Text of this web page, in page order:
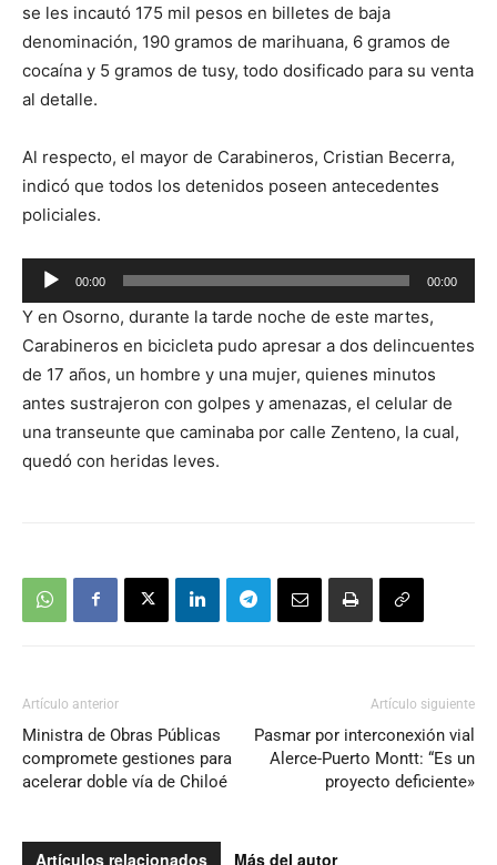
se les incautó 175 mil pesos en billetes de baja
denominación, 190 gramos de marihuana, 6 gramos de
cocaína y 5 gramos de tusy, todo dosificado para su venta
al detalle.
Al respecto, el mayor de Carabineros, Cristian Becerra,
indicó que todos los detenidos poseen antecedentes
policiales.
Reproductor
de
audio
00:00 00:00
Y en Osorno, durante la tarde noche de este martes,
Carabineros en bicicleta pudo apresar a dos delincuentes
de 17 años, un hombre y una mujer, quienes minutos
antes sustrajeron con golpes y amenazas, el celular de
una transeunte que caminaba por calle Zenteno, la cual,
quedó con heridas leves.
Artículo anterior
Ministra de Obras Públicas
compromete gestiones para
acelerar doble vía de Chiloé
Artículo siguiente
Pasmar por interconexión vial
Alerce-Puerto Montt: “Es un
proyecto deficiente»
Artículos relacionados Más del autor